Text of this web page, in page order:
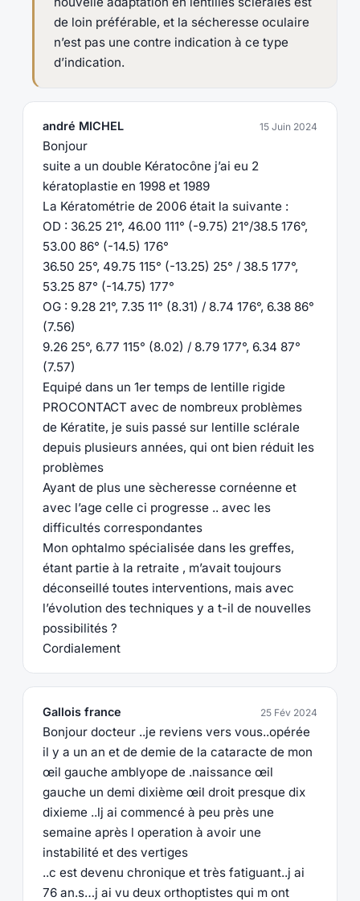
de loin préférable, et la sécheresse oculaire
n’est pas une contre indication à ce type
d’indication.
andré MICHEL 15 Juin 2024
Bonjour
suite a un double Kératocône j’ai eu 2
kératoplastie en 1998 et 1989
La Kératométrie de 2006 était la suivante :
OD : 36.25 21°, 46.00 111° (-9.75) 21°/38.5 176°,
53.00 86° (-14.5) 176°
36.50 25°, 49.75 115° (-13.25) 25° / 38.5 177°,
53.25 87° (-14.75) 177°
OG : 9.28 21°, 7.35 11° (8.31) / 8.74 176°, 6.38 86°
(7.56)
9.26 25°, 6.77 115° (8.02) / 8.79 177°, 6.34 87°
(7.57)
Equipé dans un 1er temps de lentille rigide
PROCONTACT avec de nombreux problèmes
de Kératite, je suis passé sur lentille sclérale
depuis plusieurs années, qui ont bien réduit les
problèmes
Ayant de plus une sècheresse cornéenne et
avec l’age celle ci progresse .. avec les
difficultés correspondantes
Mon ophtalmo spécialisée dans les greffes,
étant partie à la retraite , m’avait toujours
déconseillé toutes interventions, mais avec
l’évolution des techniques y a t-il de nouvelles
possibilités ?
Cordialement
Gallois france 25 Fév 2024
Bonjour docteur ..je reviens vers vous..opérée
il y a un an et de demie de la cataracte de mon
œil gauche amblyope de .naissance œil
gauche un demi dixième œil droit presque dix
dixieme ..lj ai commencé à peu près une
semaine après l operation à avoir une
instabilité et des vertiges
..c est devenu chronique et très fatiguant..j ai
76 an.s…j ai vu deux orthoptistes qui m ont